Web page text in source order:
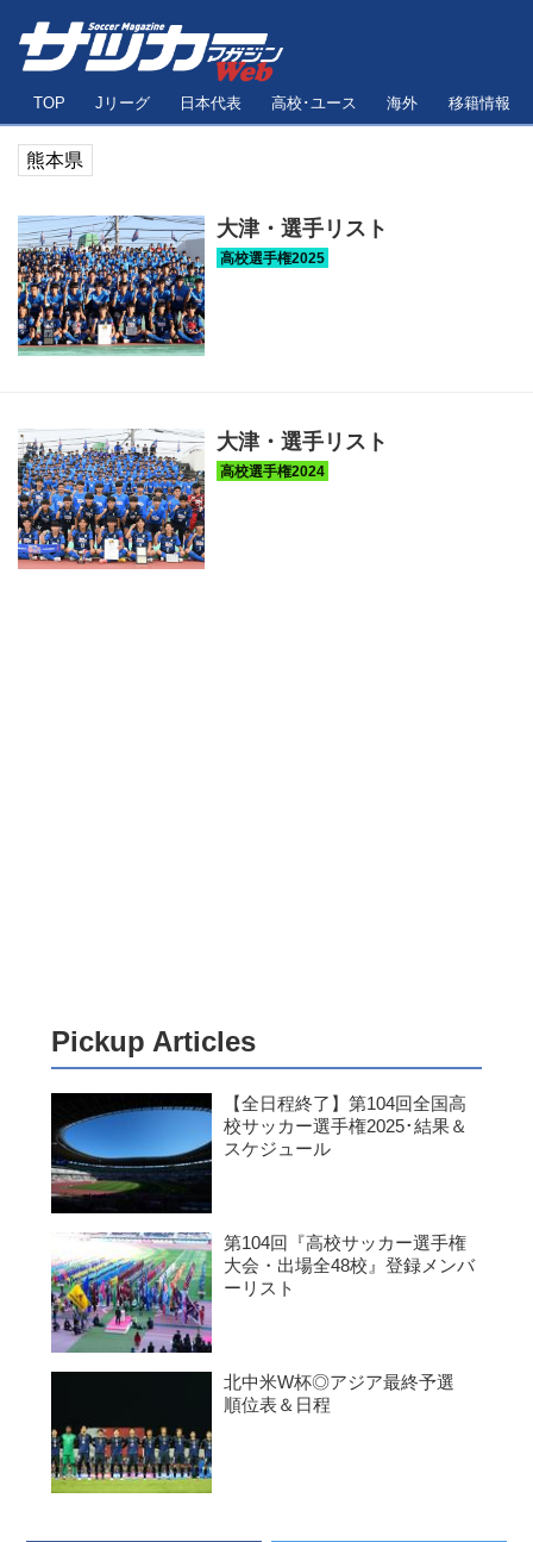
TOP Jリーグ 日本代表 高校･ユース 海外 移籍情報
熊本県
大津・選手リスト
大津・選手リスト
Pickup Articles
【全日程終了】第104回全国高
校サッカー選手権2025･結果＆
スケジュール
第104回『高校サッカー選手権
大会・出場全48校』登録メンバ
ーリスト
北中米W杯◎アジア最終予選
順位表＆日程